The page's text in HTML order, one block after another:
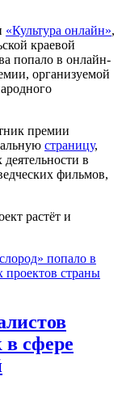
«Культура онлайн»,
краевой
попало в онлайн-
организуемой
премии
страницу,
в
фильмов,
растёт и
попало в
проектов страны
сфере